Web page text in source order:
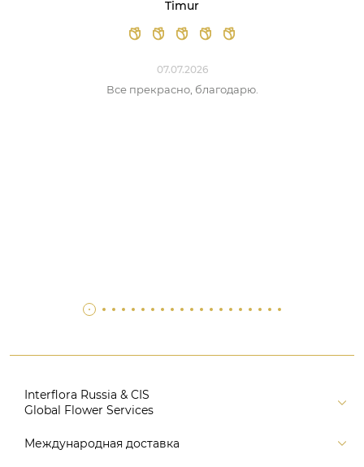
Timur
07.07.2026
Все прекрасно, благодарю.
Interflora Russia & CIS
Global Flower Services
Версия для печати
Международная доставка